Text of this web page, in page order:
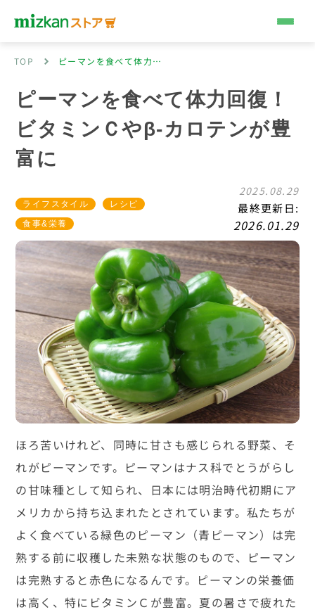
コンテンツへスキップ
TOP ピーマンを食べて体力回復！ ビタミンＣやΒ-カロテンが豊富に
ピーマンを食べて体力回復！
ビタミンＣやβ-カロテンが豊
富に
ライフスタイル
レシピ
食事&栄養
2025.08.29
最終更新日:
2026.01.29
ほろ苦いけれど、同時に甘さも感じられる野菜、そ
れがピーマンです。ピーマンはナス科でとうがらし
の甘味種として知られ、日本には明治時代初期にア
メリカから持ち込まれたとされています。私たちが
よく食べている緑色のピーマン（青ピーマン）は完
熟する前に収穫した未熟な状態のもので、ピーマン
は完熟すると赤色になるんです。ピーマンの栄養価
は高く、特にビタミンＣが豊富。夏の暑さで疲れた